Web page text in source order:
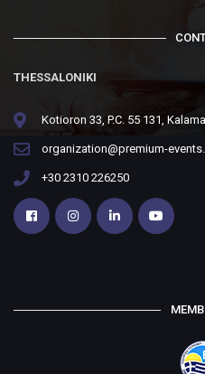
THESSALONIKI
Kotioron 33, P.C. 55 131,
organization@premium-
+30 2310 226250